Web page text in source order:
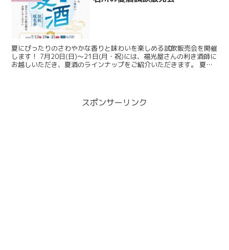
夏にぴったりのさわやかな香りと味わいを楽しめる試飲販売会を開催
します！ 7月20日(日)～21日(月・祝)には、福光屋さんの利き酒師に
お越しいただき、夏酒のラインナップをご紹介いただきます。 夏な
スポンサーリンク